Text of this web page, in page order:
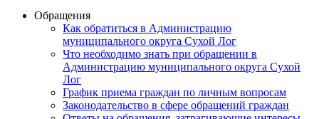
Обращения
Как обратиться в Администрацию
муниципального округа Сухой Лог
Что необходимо знать при обращении в
Администрацию муниципального округа Сухой
Лог
График приема граждан по личным вопросам
Законодательство в сфере обращений граждан